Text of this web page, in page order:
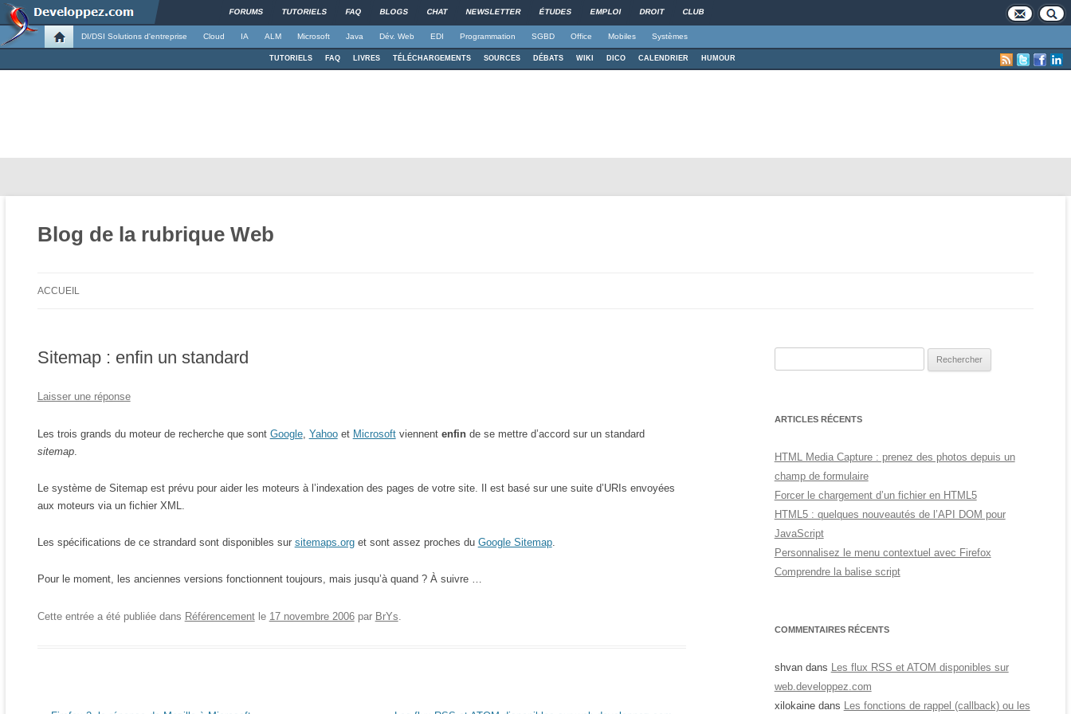
FORUMS TUTORIELS FAQ BLOGS CHAT NEWSLETTER ÉTUDES EMPLOI DROIT CLUB
DI/DSI Solutions d'entreprise Cloud IA ALM Microsoft Java Dév. Web EDI Programmation SGBD Office Mobiles Systèmes
TUTORIELS FAQ LIVRES TÉLÉCHARGEMENTS SOURCES DÉBATS WIKI DICO CALENDRIER HUMOUR
Blog de la rubrique Web
ACCUEIL
Sitemap : enfin un standard
Laisser une réponse
Les trois grands du moteur de recherche que sont Google, Yahooet Microsoftviennent enfinde se mettre d’accord sur un standard
sitemap.
Le système de Sitemap est prévu pour aider les moteurs à l’indexation des pages de votre site. Il est basé sur une suite d’URIs envoyées
aux moteurs via un fichier XML.
Les spécifications de ce strandard sont disponibles sur sitemaps.orget sont assez proches du Google Sitemap.
Pour le moment, les anciennes versions fonctionnent toujours, mais jusqu’à quand ? À suivre …
Cette entrée a été publiée dans Référencementle 17 novembre 2006 par BrYs.
ARTICLES RÉCENTS
HTML Media Capture : prenez des photos depuis un
champ de formulaire
Forcer le chargement d’un fichier en HTML5
HTML5 : quelques nouveautés de l’API DOM pour
JavaScript
Personnalisez le menu contextuel avec Firefox
Comprendre la balise script
COMMENTAIRES RÉCENTS
shvandans Les flux RSS et ATOM disponibles sur
web.developpez.com
xilokainedans Les fonctions de rappel (callback) ou les